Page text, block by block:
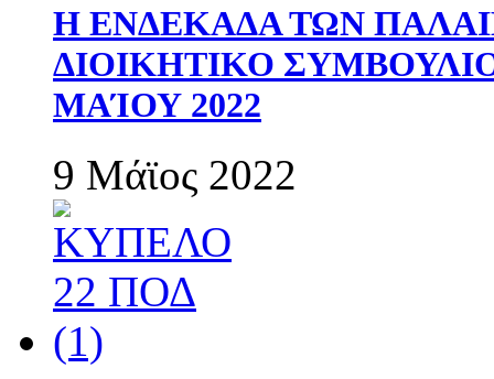
Η ΕΝΔΕΚΑΔΑ ΤΩΝ
ΔΙΟΙΚΗΤΙΚΟ
ΜΑΊΟΥ 2022
9 Μάϊος 2022